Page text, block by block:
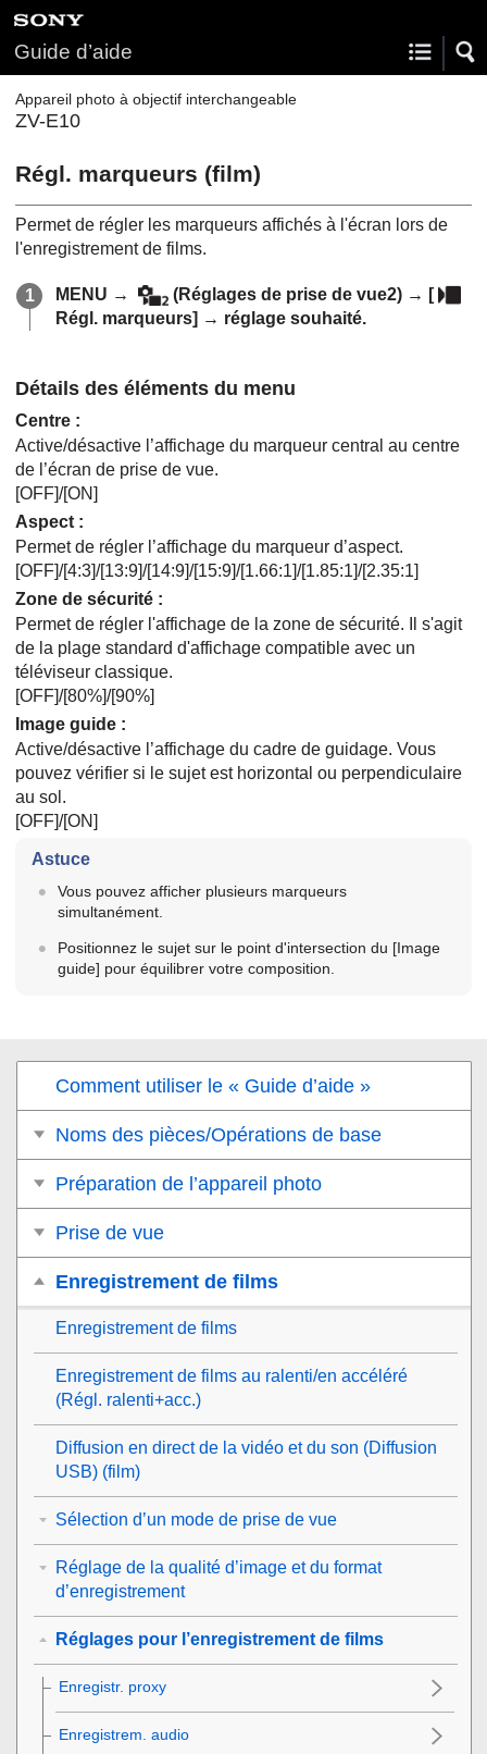
Guide d’aide
Appareil photo à objectif interchangeable
ZV-E10
Régl. marqueurs (film)
Permet de régler les marqueurs affichés à l'écran lors de
l'enregistrement de films.
MENU → (Réglages de prise de vue2) → [
Régl. marqueurs] → réglage souhaité.
Détails des éléments du menu
Centre :
Active/désactive l’affichage du marqueur central au centre
de l’écran de prise de vue.
[OFF]/[ON]
Aspect :
Permet de régler l’affichage du marqueur d’aspect.
[OFF]/[4:3]/[13:9]/[14:9]/[15:9]/[1.66:1]/[1.85:1]/[2.35:1]
Zone de sécurité :
Permet de régler l'affichage de la zone de sécurité. Il s'agit
de la plage standard d'affichage compatible avec un
téléviseur classique.
[OFF]/[80%]/[90%]
Image guide :
Active/désactive l’affichage du cadre de guidage. Vous
pouvez vérifier si le sujet est horizontal ou perpendiculaire
au sol.
[OFF]/[ON]
Astuce
Vous pouvez afficher plusieurs marqueurs
simultanément.
Positionnez le sujet sur le point d'intersection du [Image
guide] pour équilibrer votre composition.
Comment utiliser le « Guide d’aide »
Noms des pièces/Opérations de base
Préparation de l’appareil photo
Prise de vue
Enregistrement de films
Enregistrement de films
Enregistrement de films au ralenti/en accéléré
(Régl. ralenti+acc.)
Diffusion en direct de la vidéo et du son (Diffusion
USB) (film)
Sélection d’un mode de prise de vue
Réglage de la qualité d’image et du format
d’enregistrement
Réglages pour l’enregistrement de films
Enregistr. proxy
Enregistrem. audio